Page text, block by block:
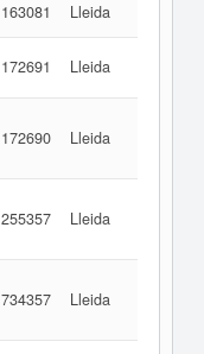
163081 Lleida
172691 Lleida
172690 Lleida
255357 Lleida
734357 Lleida